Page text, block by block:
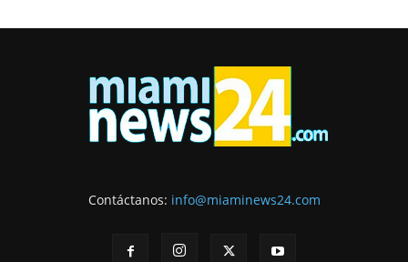
Contáctanos: info@miaminews24.com